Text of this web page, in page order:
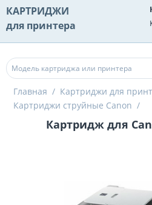
КАРТРИДЖИ
для принтера
Главная / Картриджи для
Картриджи струйные Canon /
Картридж для